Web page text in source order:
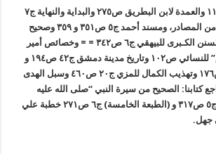
٢- نيل الأوطار ج٧ ص١١٠ والعمدة لابن البطريق ص٢٧٥ والبداية والنهاية ج٧
ص٣٤٤ و ٣٤٥ عن كثير من المصادر، ومسند أحمد ج٥ ص٣٥١ و ٣٥٩ وصحيح
البخـاري ج٥ ص١١٠ والسنن الكـبرى للبيهقي ج٦ ص٣٤٢ = = وخصائص أمير
المؤمنين “عليه السلام” للنسائي ص١٠٢ وتاريخ مدينة دمشق ج٤٢ ص١٩٤ و
١٩٥ وأسد الغابة ج١ ص١٧٦ وتهذيب الكمال للمزي ج٢٠ ص٤٦٠ وسبل الهدى
ج٦ ص٢٣٦ وراجع كتابنا: الصحيح من سيرة النبي “صلى الله عليه
وآله” (الطبعة الرابعة) ج٥ ص٣١٧ و (الطبعة الخامسة) ج٦ ص٢٧١ خطبة علي
جهل.